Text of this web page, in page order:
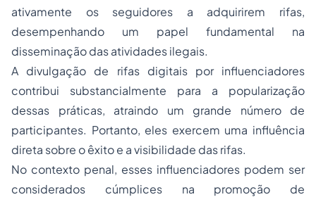
ativamente os seguidores a adquirirem rifas,
desempenhando um papel fundamental na
disseminação das atividades ilegais.
A divulgação de rifas digitais por influenciadores
contribui substancialmente para a popularização
dessas práticas, atraindo um grande número de
participantes. Portanto, eles exercem uma influência
direta sobre o êxito e a visibilidade das rifas.
No contexto penal, esses influenciadores podem ser
considerados cúmplices na promoção de